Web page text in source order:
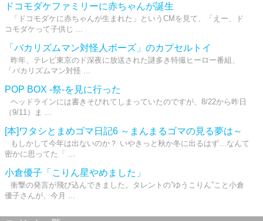
ドコモダケファミリーに赤ちゃんが誕生
「ドコモダケに赤ちゃんが生まれた」というCMを見て、「えー、ド
コモダケって子供じ ...
「バカリズムマン対怪人ボーズ」のカプセルトイ
昨年、テレビ東京のド深夜に放送された謎多き特撮ヒーロー番組、
「バカリズムマン対怪 ...
POP BOX -祭-を見に行った
ヘッドラインには書きそびれてしまっていたのですが、8/22から昨日
（9/11）ま ...
[本]ワタシとまめゴマ日記6 ～まんまるゴマの見る夢は～
もしかして今年は出ないのか？ いやきっと秋か冬に出るはず…なんて
密かに思ってた「 ...
小倉優子「こりん星やめました」
衝撃の発言が飛び込んできました。タレントの”ゆうこりん”こと小倉
優子さんが、今月 ...